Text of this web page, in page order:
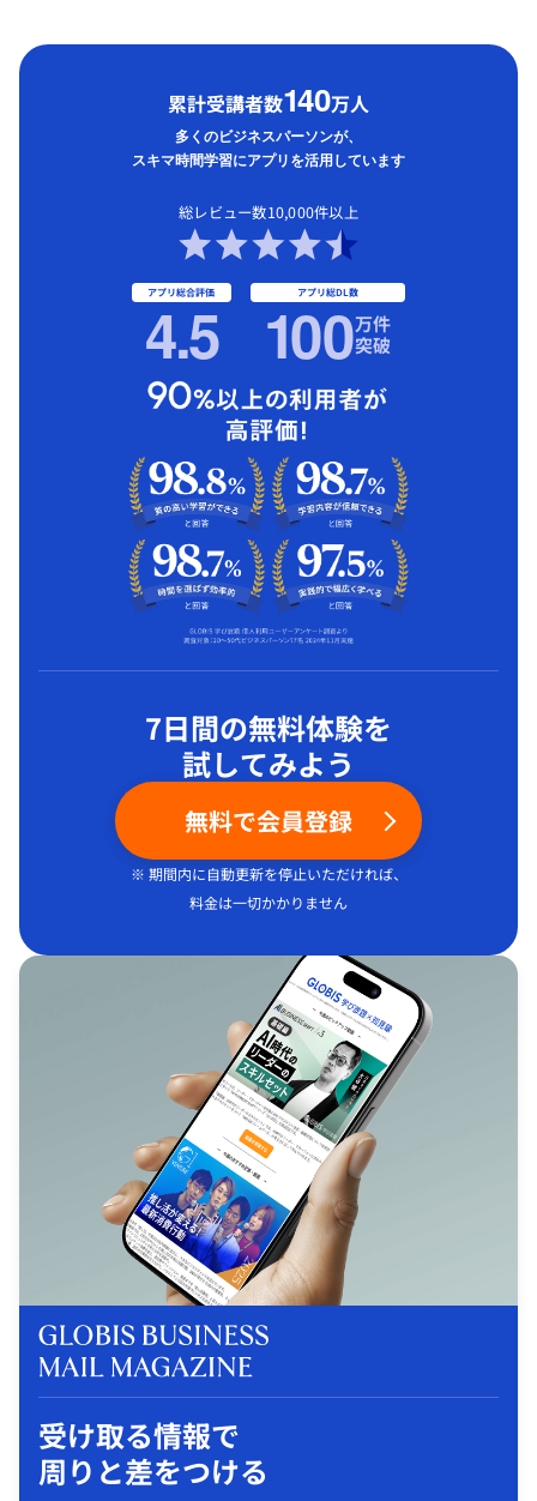
累計受講者数140万人
多くのビジネスパーソンが、
スキマ時間学習にアプリを活用しています
総レビュー数10,000件以上
アプリ総合評価
4.5 アプリ総DL数
100万件
突破
7日間の無料体験を
試してみよう
無料で会員登録
※ 期間内に自動更新を停止いただければ、
料金は一切かかりません
受け取る情報で
周りと差をつける